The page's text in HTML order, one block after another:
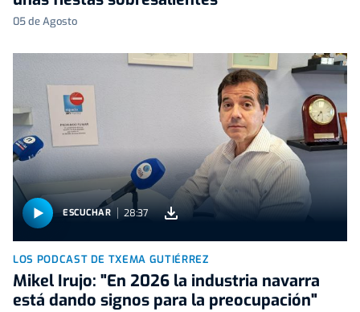
05 de Agosto
ESCUCHAR 28:37
LOS PODCAST DE TXEMA GUTIÉRREZ
Mikel Irujo: "En 2026 la industria navarra
está dando signos para la preocupación"